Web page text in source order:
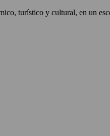
turístico y cultural, en un